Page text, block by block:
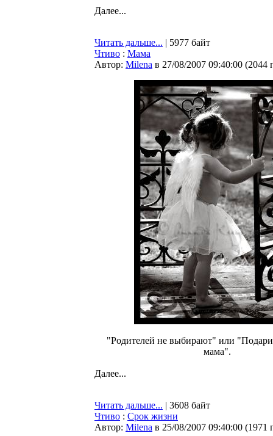
Далее...
Читать дальше... | 5977 байт
Чтиво : Мама
Автор: Milena в 27/08/2007 09:40:00 (2044
"Родителей не выбирают" или
мама".
Далее...
Читать дальше... | 3608 байт
Чтиво : Срок жизни
Автор: Milena в 25/08/2007 09:40:00 (1971